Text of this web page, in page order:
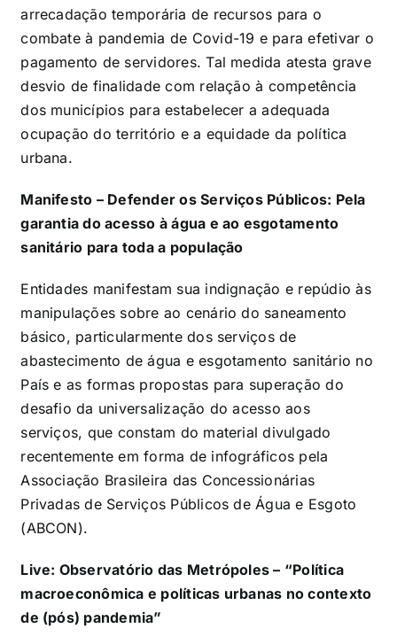
arrecadação temporária de recursos para o
combate à pandemia de Covid-19 e para efetivar o
pagamento de servidores. Tal medida atesta grave
desvio de finalidade com relação à competência
dos municípios para estabelecer a adequada
ocupação do território e a equidade da política
urbana.
Manifesto – Defender os Serviços Públicos: Pela
garantia do acesso à água e ao esgotamento
sanitário para toda a população
Entidades manifestam sua indignação e repúdio às
manipulações sobre ao cenário do saneamento
básico, particularmente dos serviços de
abastecimento de água e esgotamento sanitário no
País e as formas propostas para superação do
desafio da universalização do acesso aos
serviços, que constam do material divulgado
recentemente em forma de infográficos pela
Associação Brasileira das Concessionárias
Privadas de Serviços Públicos de Água e Esgoto
(ABCON).
Live: Observatório das Metrópoles – “Política
macroeconômica e políticas urbanas no contexto
de (pós) pandemia”